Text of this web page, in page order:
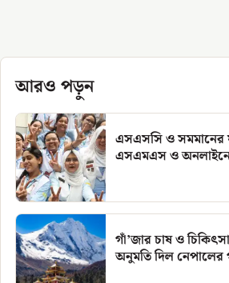
আরও পড়ুন
এসএসসি ও
এসএমএস ও অনলাইনে
গাঁ’জার চাষ ও
অনুমতি দিল নেপালের